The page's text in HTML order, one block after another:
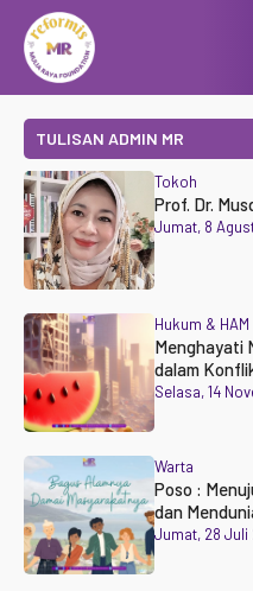
TULISAN ADMIN MR
Tokoh
Prof. Dr.
Jumat, 8
Hukum & HAM
Menghayati
dalam
Selasa, 14
Warta
Poso :
dan
Jumat, 28 Juli